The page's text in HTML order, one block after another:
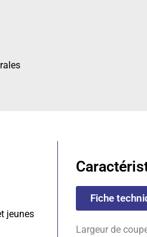
jeunes
Fiche
Largeur de